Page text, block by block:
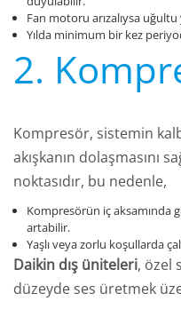
Fan motoru arızalıysa
Yılda minimum bir kez
2.
Kompresör, sistemin
akışkanın dolaşmasını
noktasıdır, bu nedenle,
Kompresörün iç aksamında
artabilir.
Yaşlı veya zorlu koşullarda
Daikin dış üniteleri, özel
düzeyde ses üretmek